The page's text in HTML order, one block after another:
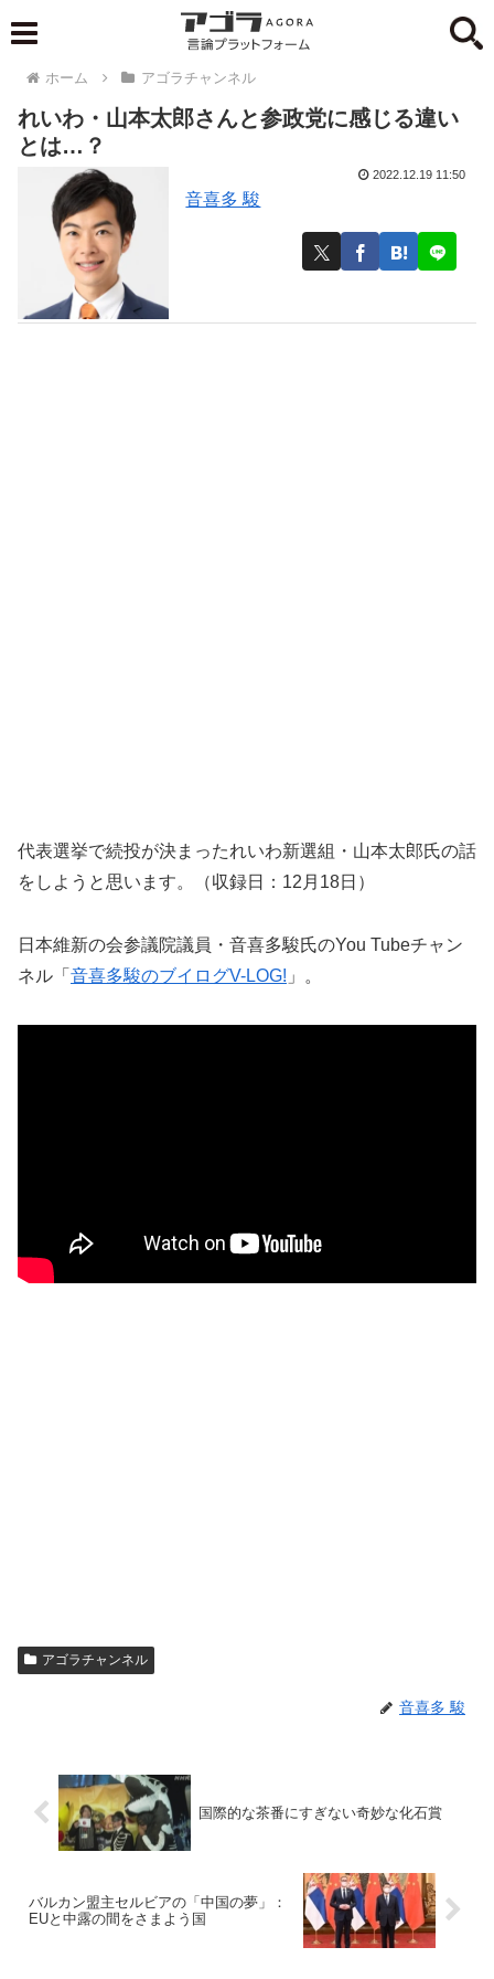
ホーム アゴラチャンネル
れいわ・山本太郎さんと参政党に感じる違い
とは…？
音喜多 駿
2022.12.19 11:50
代表選挙で続投が決まったれいわ新選組・山本太郎氏の話
をしようと思います。（収録日： 12 月 18日）
日本維新の会参議院議員・音喜多駿氏のYou Tubeチャン
ネル「 音喜多駿のブイログV-LOG! 」。
アゴラチャンネル
音喜多 駿
国際的な茶番にすぎない奇妙な化石賞
バルカン盟主セルビアの「中国の夢」：
EUと中露の間をさまよう国